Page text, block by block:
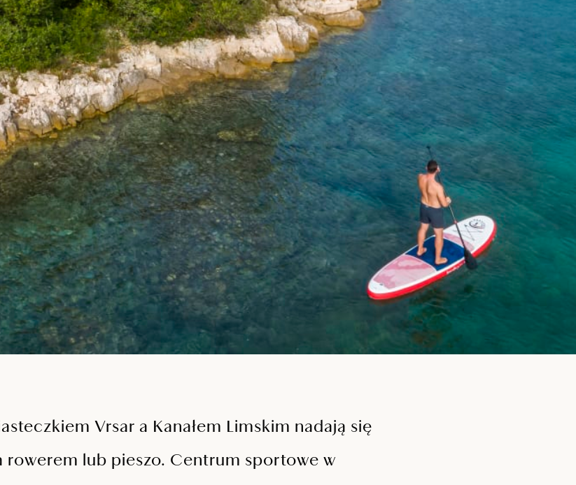
Vrsar a Kanałem Limskim nadają się
rowerem lub pieszo. Centrum sportowe w